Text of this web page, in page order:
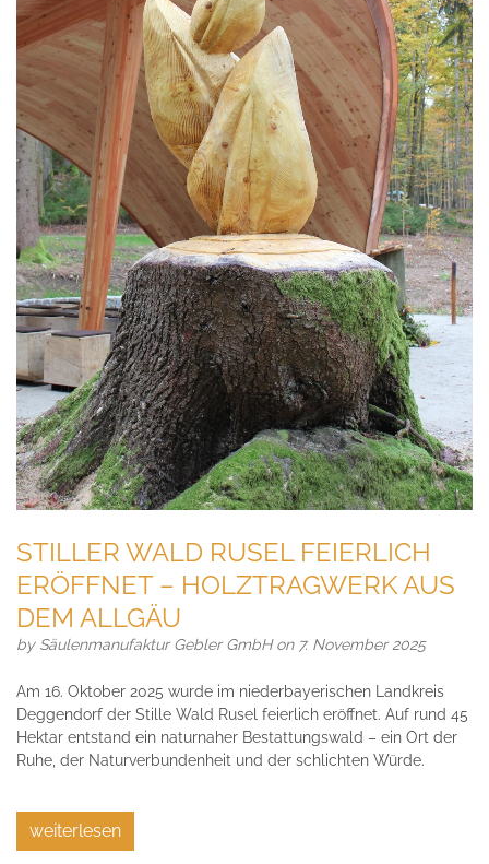
STILLER WALD RUSEL FEIERLICH
ERÖFFNET – HOLZTRAGWERK AUS
DEM ALLGÄU
by Säulenmanufaktur Gebler GmbHon 7. November 2025
Am 16. Oktober 2025 wurde im niederbayerischen Landkreis
Deggendorf der Stille Wald Rusel feierlich eröffnet. Auf rund 45
Hektar entstand ein naturnaher Bestattungswald – ein Ort der
Ruhe, der Naturverbundenheit und der schlichten Würde.
weiterlesen